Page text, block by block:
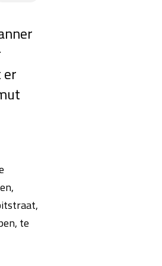
er
te